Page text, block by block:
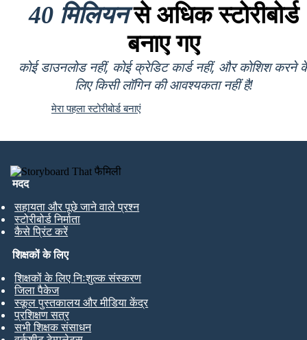
40 मिलियनसे अधिक स्टोरीबोर्ड
बनाए गए
कोई डाउनलोड नहीं, कोई क्रेडिट कार्ड नहीं, और कोशिश करने
लिए किसी लॉगिन की आवश्यकता नहीं है!
मेरा पहला स्टोरीबोर्ड बनाएं
मदद
सहायता और पूछे जाने वाले प्रश्न
स्टोरीबोर्ड निर्माता
कैसे प्रिंट करें
शिक्षकों के लिए
शिक्षकों के लिए निःशुल्क संस्करण
जिला पैकेज
स्कूल पुस्तकालय और मीडिया केंद्र
प्रशिक्षण सत्र
सभी शिक्षक संसाधन